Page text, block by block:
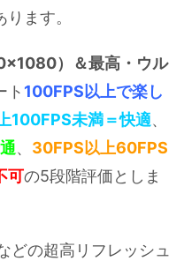
ます。
）＆最高・ウル
ト 100FPS以上で楽し
100FPS未満＝快適、
、 30FPS以上60FPS
可の5段階評価としま
どの超高リフレッシュ